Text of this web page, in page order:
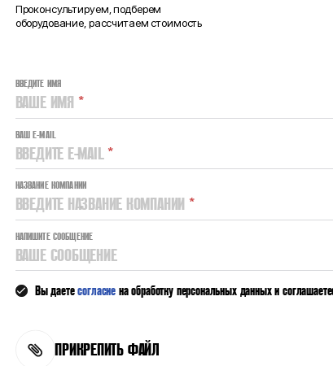
Проконсультируем, подберем
оборудование, рассчитаем стоимость
ВВЕДИТЕ ИМЯ
ВАШЕ ИМЯ *
ВАШ E-MAIL
ВВЕДИТЕ E-MAIL*
НАЗВАНИЕ КОМПАНИИ
ВВЕДИТЕ НАЗВАНИЕ КОМПАНИИ *
НАПИШИТЕ СООБЩЕНИЕ
ВАШЕ СООБЩЕНИЕ
Вы даетесогласиена обработку персональных данных и
ПРИКРЕПИТЬ ФАЙЛ